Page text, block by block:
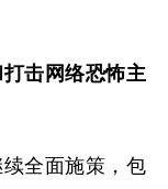
击网络恐怖主
全面施策，包